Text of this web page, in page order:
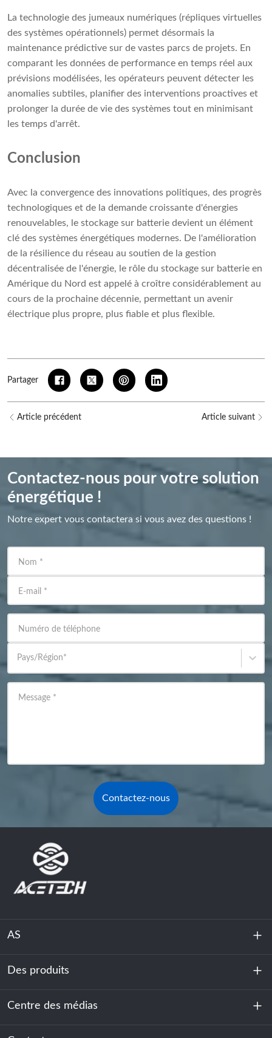
La technologie des jumeaux numériques (répliques virtuelles
des systèmes opérationnels) permet désormais la
maintenance prédictive sur de vastes parcs de projets. En
comparant les données de performance en temps réel aux
prévisions modélisées, les opérateurs peuvent détecter les
anomalies subtiles, planifier des interventions proactives et
prolonger la durée de vie des systèmes tout en minimisant
les temps d'arrêt.
Conclusion
Avec la convergence des innovations politiques, des progrès
technologiques et de la demande croissante d'énergies
renouvelables, le stockage sur batterie devient un élément
clé des systèmes énergétiques modernes. De l'amélioration
de la résilience du réseau au soutien de la gestion
décentralisée de l'énergie, le rôle du stockage sur batterie en
Amérique du Nord est appelé à croître considérablement au
cours de la prochaine décennie, permettant un avenir
électrique plus propre, plus fiable et plus flexible.
Partager
Article précédent Article suivant
Contactez-nous pour votre solution
énergétique !
Notre expert vous contactera si vous avez des questions !
Nom *
E-mail *
Numéro de téléphone
Pays/Région*
Message *
Contactez-nous
AS
À propos de nous
Durabilité
Des produits
Stockage d'énergie
Centre des médias